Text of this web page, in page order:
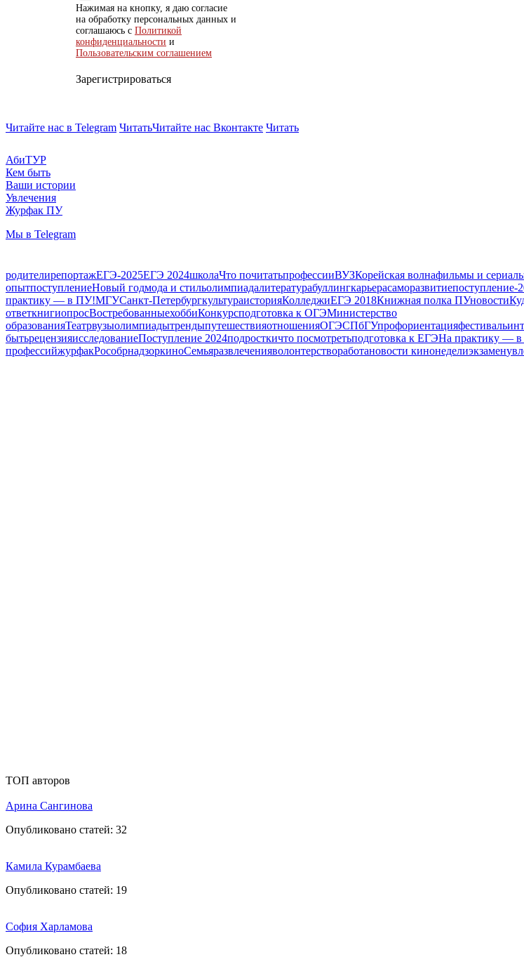
Нажимая на кнопку, я даю согласие
на обработку персональных данных и
соглашаюсь с Политикой
конфиденциальности и
Пользовательским соглашением
Зарегистрироваться
Читайте нас в Telegram ЧитатьЧитайте нас Вконтакте Читать
АбиТУР
Кем быть
Ваши истории
Увлечения
Журфак ПУ
Мы в Telegram
родителирепортажЕГЭ-2025ЕГЭ 2024школаЧто почитатьпрофессииВУЗКорейская волнафильмы и
опытпоступлениеНовый годмода и стильолимпиадалитературабуллингкарьерасаморазвитиепоступление-
практику — в ПУ!МГУСанкт-ПетербургкультураисторияКолледжиЕГЭ 2018Книжная полка ПУновости
ответкнигиопросВостребованныехоббиКонкурсподготовка к ОГЭМинистерство
образованияТеатрвузыолимпиадытрендыпутешествияотношенияОГЭСПбГУпрофориентацияфестиваль
бытьрецензияисследованиеПоступление 2024подросткичто посмотретьподготовка к ЕГЭНа практику —
профессийжурфакРособрнадзоркиноСемьяразвлеченияволонтерствоработановости кинонеделиэкзамен
ТОП авторов
Арина Сангинова
Опубликовано статей: 32
Камила Курамбаева
Опубликовано статей: 19
София Харламова
Опубликовано статей: 18